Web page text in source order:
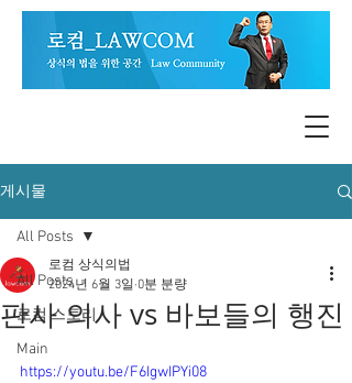
게시물
All Posts
로컴 스토리
Main
All Posts
판사 의사 vs 바보들의 행진
로컴 상식의법
2024년 6월 3일 0분 분량
https://youtu.be/F6IgwIPYi08